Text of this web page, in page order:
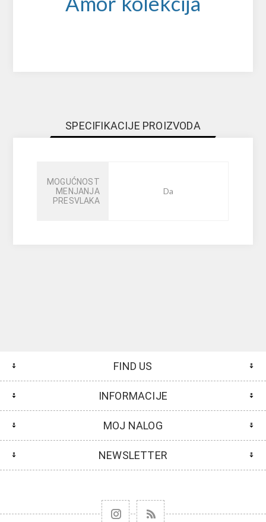
SPECIFIKACIJE PROIZVODA
MOGUĆNOST
MENJANJA
PRESVLAKA
Da
FIND US
INFORMACIJE
MOJ NALOG
NEWSLETTER